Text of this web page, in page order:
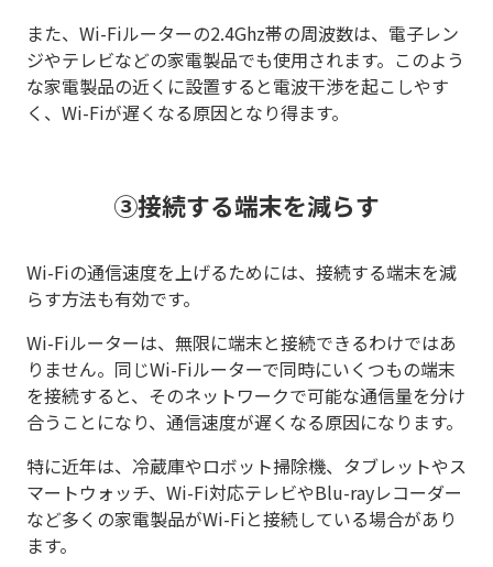
また、Wi-Fiルーターの2.4Ghz帯の周波数は、電子レン
ジやテレビなどの家電製品でも使用されます。このよう
な家電製品の近くに設置すると電波干渉を起こしやす
く、Wi-Fiが遅くなる原因となり得ます。
③接続する端末を減らす
Wi-Fiの通信速度を上げるためには、接続する端末を減
らす方法も有効です。
Wi-Fiルーターは、無限に端末と接続できるわけではあ
りません。同じWi-Fiルーターで同時にいくつもの端末
を接続すると、そのネットワークで可能な通信量を分け
合うことになり、通信速度が遅くなる原因になります。
特に近年は、冷蔵庫やロボット掃除機、タブレットやス
マートウォッチ、Wi-Fi対応テレビやBlu-rayレコーダー
など多くの家電製品がWi-Fiと接続している場合があり
ます。